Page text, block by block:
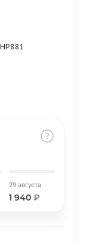
29 августа
1 940 ₽